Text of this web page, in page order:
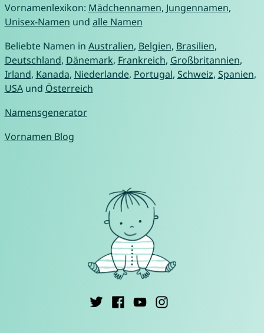
Vornamenlexikon: Mädchennamen, Jungennamen,
Unisex-Namen und alle Namen
Beliebte Namen in Australien, Belgien, Brasilien,
Deutschland, Dänemark, Frankreich, Großbritannien,
Irland, Kanada, Niederlande, Portugal, Schweiz, Spanien,
USAund Österreich
Namensgenerator
Vornamen Blog